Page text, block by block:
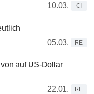
10.03.
CI
05.03.
RE
auf US-Dollar
22.01.
RE